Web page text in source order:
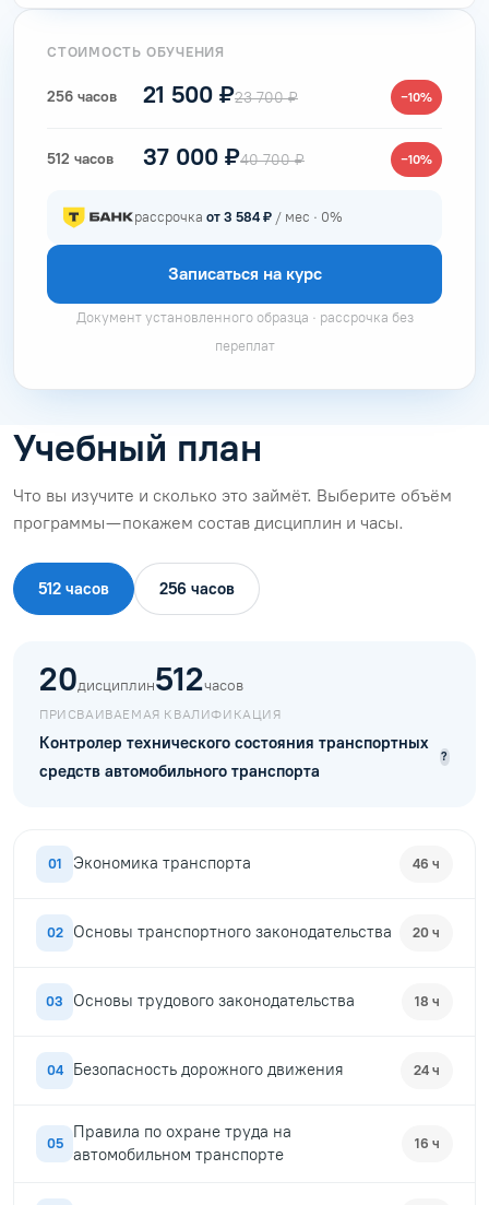
СТОИМОСТЬ ОБУЧЕНИЯ
256 часов 21 500 ₽23 700 ₽ −10%
512 часов 37 000 ₽40 700 ₽ −10%
рассрочка от 3 584 ₽ / мес · 0%
Записаться на курс
Документ установленного образца · рассрочка без
переплат
Учебный план
Что вы изучите и сколько это займёт. Выберите объём
программы — покажем состав дисциплин и часы.
512 часов 256 часов
20дисциплин512часов
ПРИСВАИВАЕМАЯ КВАЛИФИКАЦИЯ
Контролер технического состояния транспортных
средств автомобильного транспорта
?
01 Экономика транспорта 46 ч
02 Основы транспортного законодательства 20 ч
03 Основы трудового законодательства 18 ч
04 Безопасность дорожного движения 24 ч
05
Правила по охране труда на
автомобильном транспорте
16 ч